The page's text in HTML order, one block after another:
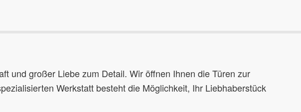
und großer Liebe zum Detail. Wir öffnen Ihnen die Türen zur
Werkstatt besteht die Möglichkeit, Ihr Liebhaberstück